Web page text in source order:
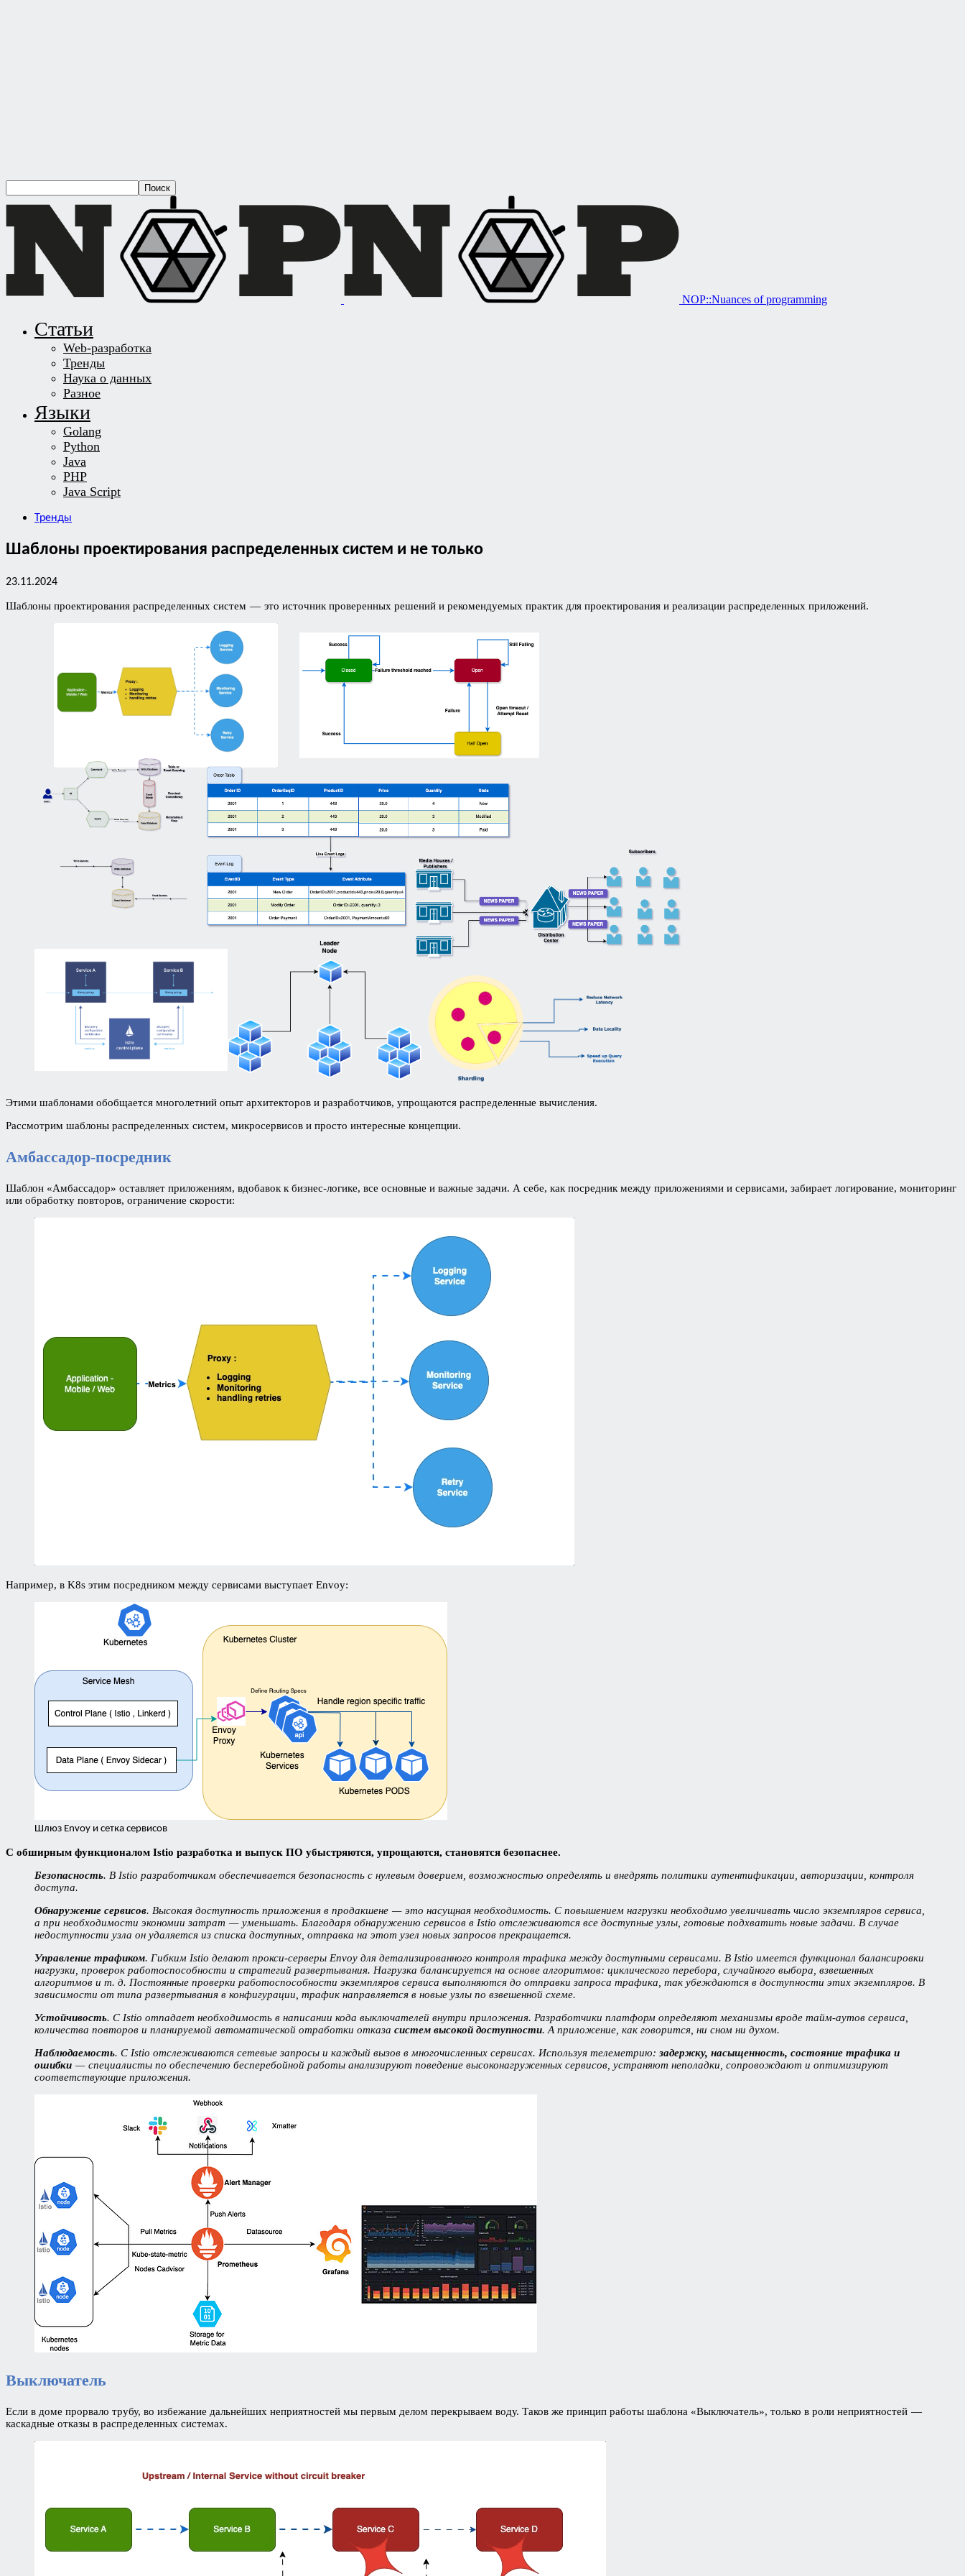
NOP::Nuances of programming
Статьи
Web-разработка
Тренды
Наука о данных
Разное
Языки
Golang
Python
Java
PHP
Java Script
Тренды
Шаблоны проектирования распределенных систем и не только
23.11.2024
Шаблоны проектирования распределенных систем — это источник проверенных решений и рекомендуемых практик для проектирования и реализации распределенных приложений.
Этими шаблонами обобщается многолетний опыт архитекторов и разработчиков, упрощаются распределенные вычисления.
Рассмотрим шаблоны распределенных систем, микросервисов и просто интересные концепции.
Амбассадор-посредник
Шаблон «Амбассадор» оставляет приложениям, вдобавок к бизнес-логике, все основные и важные задачи. А себе, как посредник между приложениями и сервисами, забирает логирование, мониторинг
или обработку повторов, ограничение скорости:
Например, в K8s этим посредником между сервисами выступает Envoy:
Шлюз Envoy и сетка сервисов
С обширным функционалом Istio разработка и выпуск ПО убыстряются, упрощаются, становятся безопаснее.
Безопасность. В Istio разработчикам обеспечивается безопасность с нулевым доверием, возможностью определять и внедрять политики аутентификации, авторизации, контроля
доступа.
Обнаружение сервисов. Высокая доступность приложения в продакшене — это насущная необходимость. С повышением нагрузки необходимо увеличивать число экземпляров сервиса,
а при необходимости экономии затрат — уменьшать. Благодаря обнаружению сервисов в Istio отслеживаются все доступные узлы, готовые подхватить новые задачи. В случае
недоступности узла он удаляется из списка доступных, отправка на этот узел новых запросов прекращается.
Управление трафиком. Гибким Istio делают прокси-серверы Envoy для детализированного контроля трафика между доступными сервисами. В Istio имеется функционал балансировки
нагрузки, проверок работоспособности и стратегий развертывания. Нагрузка балансируется на основе алгоритмов: циклического перебора, случайного выбора, взвешенных
алгоритмов и т. д. Постоянные проверки работоспособности экземпляров сервиса выполняются до отправки запроса трафика, так убеждаются в доступности этих экземпляров. В
зависимости от типа развертывания в конфигурации, трафик направляется в новые узлы по взвешенной схеме.
Устойчивость. С Istio отпадает необходимость в написании кода выключателей внутри приложения. Разработчики платформ определяют механизмы вроде тайм-аутов сервиса,
количества повторов и планируемой автоматической отработки отказа систем высокой доступности. А приложение, как говорится, ни сном ни духом.
Наблюдаемость. С Istio отслеживаются сетевые запросы и каждый вызов в многочисленных сервисах. Используя телеметрию: задержку, насыщенность, состояние трафика и
ошибки — специалисты по обеспечению бесперебойной работы анализируют поведение высоконагруженных сервисов, устраняют неполадки, сопровождают и оптимизируют
соответствующие приложения.
Выключатель
Если в доме прорвало трубу, во избежание дальнейших неприятностей мы первым делом перекрываем воду. Таков же принцип работы шаблона «Выключатель», только в роли неприятностей —
каскадные отказы в распределенных системах.